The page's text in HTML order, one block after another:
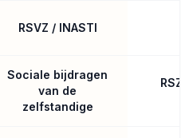
RSVZ / INASTI
Sociale bijdragen
van de
zelfstandige
RSZ-